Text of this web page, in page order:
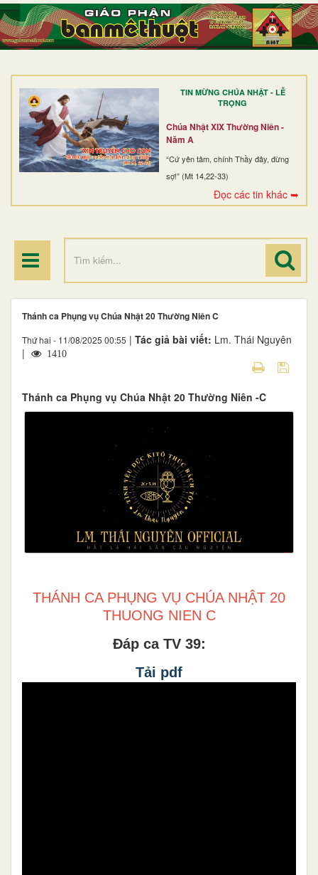
TIN MỪNG CHÚA NHẬT - LỄ
TRỌNG
Chúa Nhật XIX Thường Niên -
Năm A
“Cứ yên tâm, chính Thầy đây, đừng
sợ!” (Mt 14,22-33)
Đọc các tin khác ➥
TRANG NHẤT
GIỚI THIỆU
DÒNG TU
BAN MỤC VỤ
ĐOÀN THỂ CG
ĐIỂM HÀNH HƯƠNG
Thánh ca Phụng vụ Chúa Nhật 20 Thường Niên C
Thứ hai - 11/08/2025 00:55 | Tác giả bài viết: Lm. Thái Nguyên
|
1410
Thánh ca Phụng vụ Chúa Nhật 20 Thường Niên -C
THÁNH CA PHỤNG VỤ CHÚA NHẬT 20
THUONG NIEN C
Đáp ca TV 39:
Tải pdf